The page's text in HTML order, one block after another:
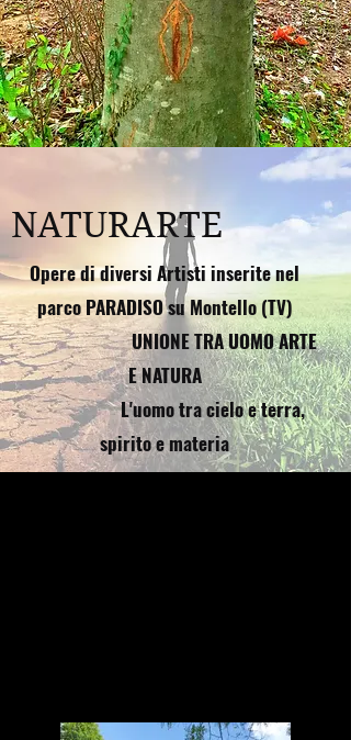
NATURARTE
Opere di diversi Artisti inserite nel
parco PARADISO su Montello (TV)
UNIONE TRA UOMO ARTE
E NATURA
L'uomo tra cielo e terra,
spirito e materia